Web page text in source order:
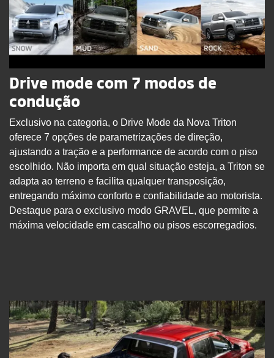
Drive mode com 7 modos de
condução
Exclusivo na categoria, o Drive Mode da Nova Triton
oferece 7 opções de parametrizações de direção,
ajustando a tração e a performance de acordo com o piso
escolhido. Não importa em qual situação esteja, a Triton se
adapta ao terreno e facilita qualquer transposição,
entregando máximo conforto e confiabilidade ao motorista.
Destaque para o exclusivo modo GRAVEL, que permite a
máxima velocidade em cascalho ou pisos escorregadios.